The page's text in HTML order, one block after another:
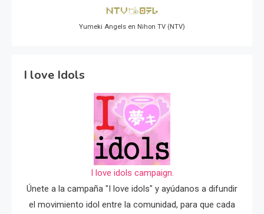
Yumeki Angels en Nihon TV (NTV)
I love Idols
I love idols campaign.
Únete a la campaña "I love idols" y ayúdanos a difundir
el movimiento idol entre la comunidad, para que cada